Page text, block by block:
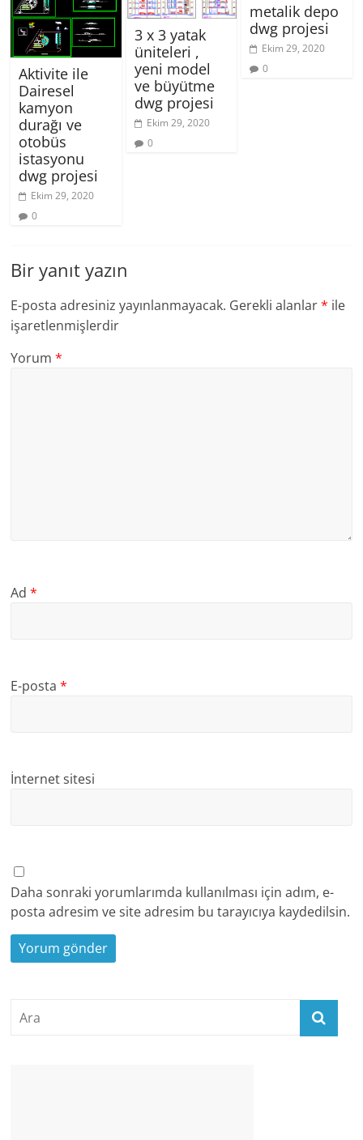
Aktivite ile
Dairesel
kamyon
durağı ve
otobüs
istasyonu
dwg projesi
Ekim 29, 2020
0
3 x 3 yatak
üniteleri ,
yeni model
ve büyütme
dwg projesi
Ekim 29, 2020
0
metalik depo
dwg projesi
Ekim 29, 2020
0
Bir yanıt yazın
E-posta adresiniz yayınlanmayacak. Gerekli alanlar* ile
işaretlenmişlerdir
Yorum*
Ad*
E-posta*
İnternet sitesi
Daha sonraki yorumlarımda kullanılması için adım, e-
posta adresim ve site adresim bu tarayıcıya kaydedilsin.